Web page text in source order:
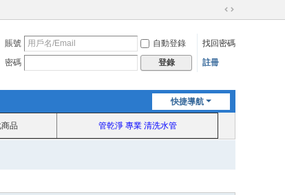
切
到
賬號 自動登錄
找回密碼
密碼
登錄 註冊
快捷導航
品 管乾淨 專業 清洗水管